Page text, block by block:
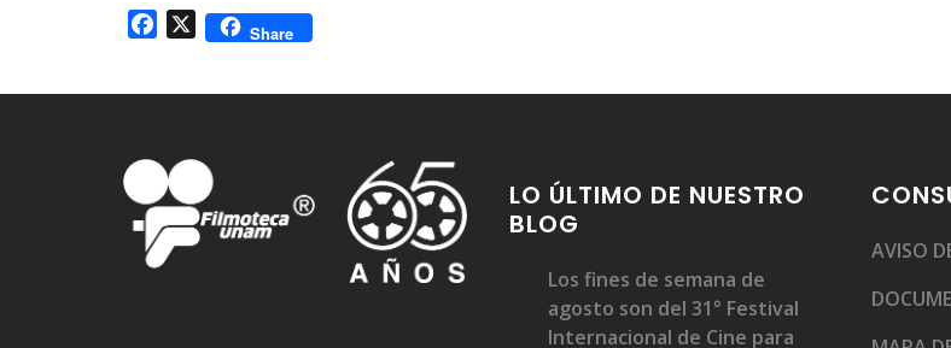
Facebook
X Share
LO ÚLTIMO DE NUESTRO
BLOG
Los fines de semana de
agosto son del 31° Festival
Internacional de Cine para
AVISO